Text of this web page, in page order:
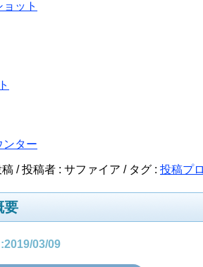
ット
ンター
/ 投稿者 : サファイア / タグ : 投稿プ
要
03/09